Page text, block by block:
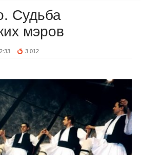
Судьба
мэров
3 012